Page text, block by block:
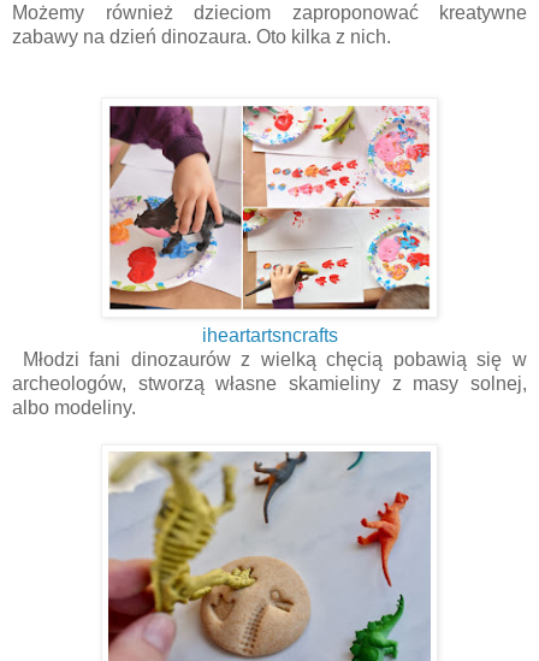
Możemy również dzieciom zaproponować kreatywne
zabawy na dzień dinozaura. Oto kilka z nich.
iheartartsncrafts
Młodzi fani dinozaurów z wielką chęcią pobawią się w
archeologów, stworzą własne skamieliny z masy solnej,
albo modeliny.